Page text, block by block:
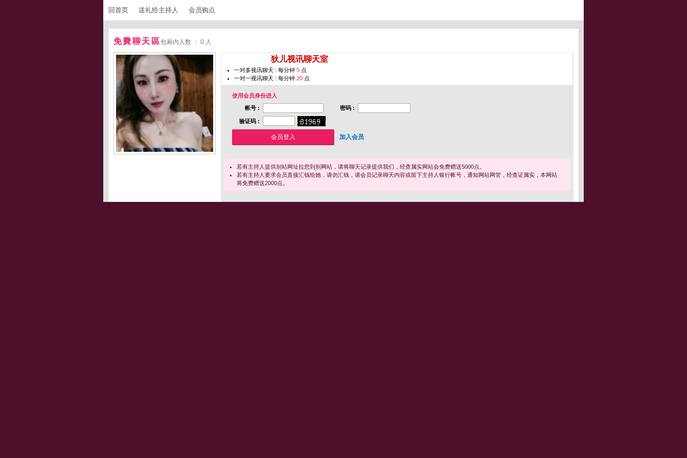
回首页 送礼给主持人 会员购点
免費聊天區包厢内人数 ： 0 人
狄儿视讯聊天室
一对多视讯聊天 : 每分钟 5 点
一对一视讯聊天 : 每分钟 20 点
使用会员身份进入
帐号 :
密码 :
验证码 :
加入会员
若有主持人提供别站网址拉您到别网站，请将聊天记录提供我们，经查属实网站会免费赠送5000点。
若有主持人要求会员直接汇钱给她，请勿汇钱，请会员记录聊天内容或留下主持人银行帐号，通知网站网管，经查证属实，本网站
将免费赠送2000点。